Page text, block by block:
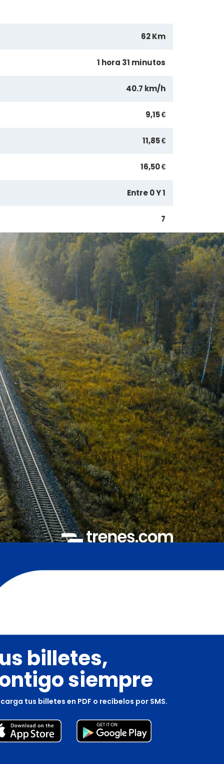
62 Km
1 hora 31 minutos
40.7 km/h
9,15 €
11,85 €
16,50 €
Entre 0 Y 1
7
billetes,
siempre
tus billetes en PDF o recíbelos por SMS.